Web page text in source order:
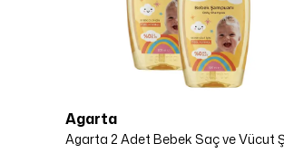
Agarta